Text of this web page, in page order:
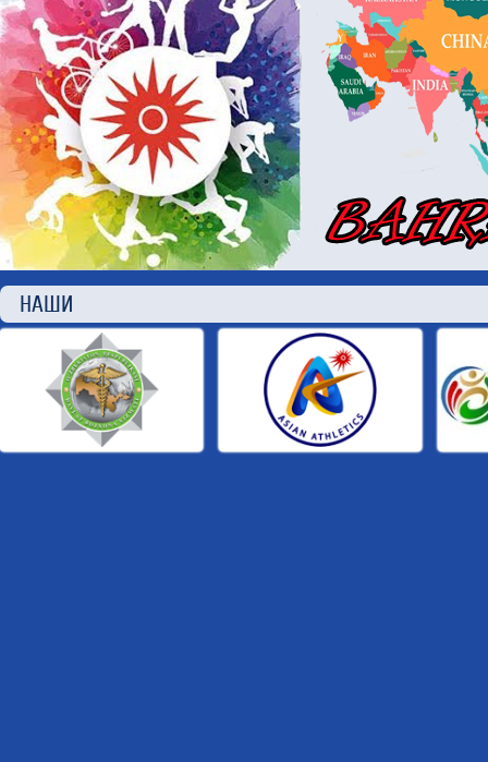
НАШИ